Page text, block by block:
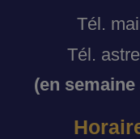
Tél.
Tél.
(en